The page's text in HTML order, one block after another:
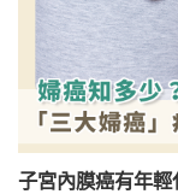
子宮內膜癌有年